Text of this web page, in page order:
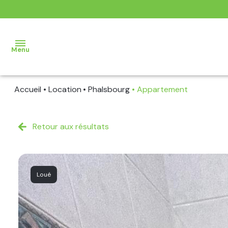
Menu
VENTE
BIENS
VENDUS
BIENS
LOUES
Accueil Location Phalsbourg Appartement
Retour aux résultats
Loué